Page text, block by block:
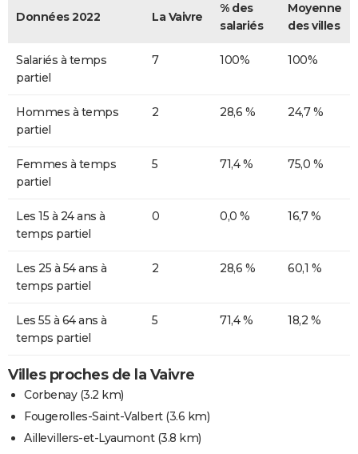
Données 2022 La Vaivre
% des
salariés
Moyenne
des villes
Salariés à temps
partiel
7 100% 100%
Hommes à temps
partiel
2 28,6 % 24,7 %
Femmes à temps
partiel
5 71,4 % 75,0 %
Les 15 à 24 ans à
temps partiel
0 0,0 % 16,7 %
Les 25 à 54 ans à
temps partiel
2 28,6 % 60,1 %
Les 55 à 64 ans à
temps partiel
5 71,4 % 18,2 %
Villes proches de la Vaivre
Corbenay(3.2 km)
Fougerolles-Saint-Valbert(3.6 km)
Aillevillers-et-Lyaumont(3.8 km)